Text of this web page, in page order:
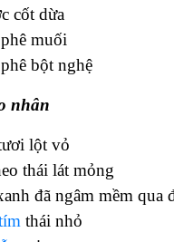
cốt dừa
muối
bột nghệ
nhân
lột vỏ
thái lát mỏng
đã ngâm mềm qua
thái nhỏ